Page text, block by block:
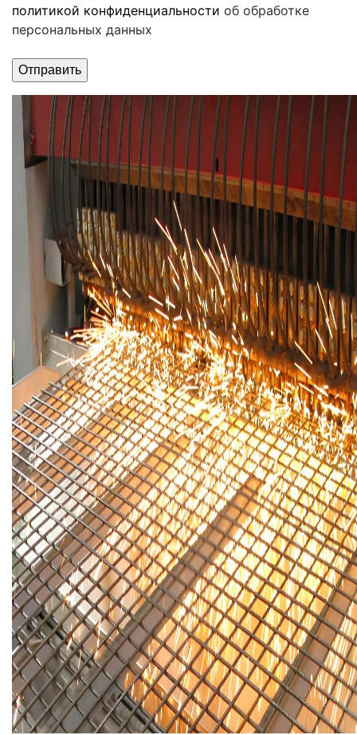
политикой конфиденциальности об обработке
персональных данных